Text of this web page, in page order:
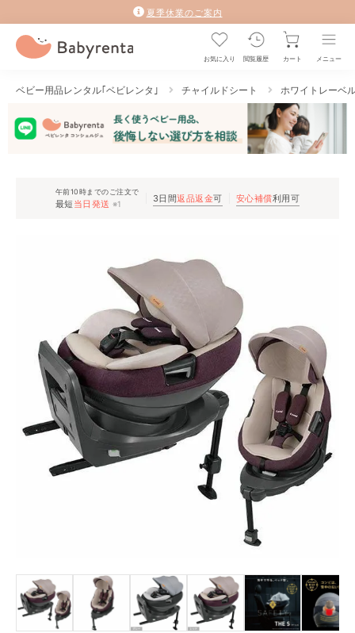
夏季休業のご案内
お気に入り 閲覧履歴 カート メニュー
ベビー用品レンタル｢ベビレンタ｣ チャイルドシート ホワイトレーベ
午前10時までのご注文で
最短 当日発送 ※1 3日間返品返金可 安心補償利用可